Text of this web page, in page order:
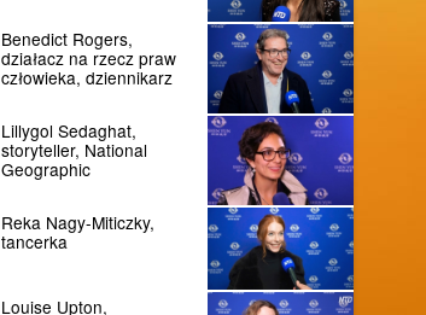
Benedict Rogers,
działacz na rzecz praw
człowieka, dziennikarz
Lillygol Sedaghat,
storyteller, National
Geographic
Reka Nagy-Miticzky,
tancerka
Louise Upton,